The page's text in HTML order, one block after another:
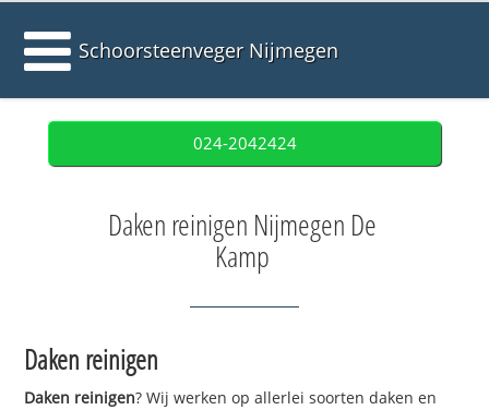
Schoorsteenveger Nijmegen
024-2042424
Daken reinigen Nijmegen De
Kamp
Daken reinigen
Daken reinigen? Wij werken op allerlei soorten daken en